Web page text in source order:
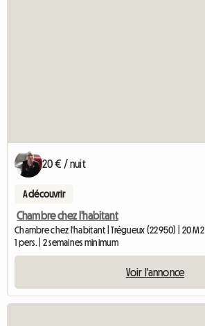
20 € / nuit
A découvrir
Chambre chez l'habitant
Chambre chez l'habitant | Trégueux (22950) | 20 M2
1 pers. | 2 semaines minimum
Voir l'annonce